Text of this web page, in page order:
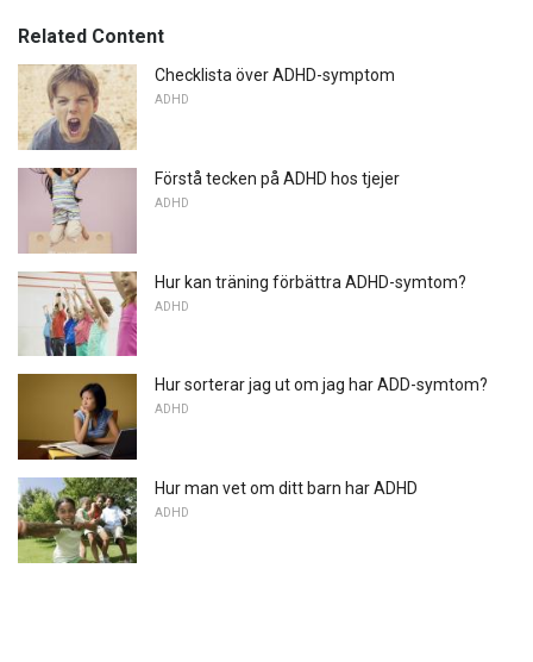
Related Content
Checklista över ADHD-symptom
ADHD
Förstå tecken på ADHD hos tjejer
ADHD
Hur kan träning förbättra ADHD-symtom?
ADHD
Hur sorterar jag ut om jag har ADD-symtom?
ADHD
Hur man vet om ditt barn har ADHD
ADHD